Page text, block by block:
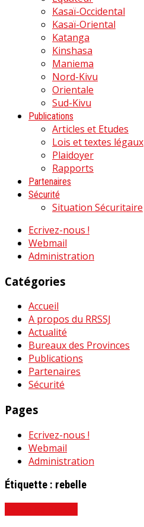
Kasaï-Occidental
Kasaï-Oriental
Katanga
Kinshasa
Maniema
Nord-Kivu
Orientale
Sud-Kivu
Publications
Articles et Etudes
Lois et textes légaux
Plaidoyer
Rapports
Partenaires
Sécurité
Situation Sécuritaire
Ecrivez-nous !
Webmail
Administration
Catégories
Accueil
A propos du RRSSJ
Actualité
Bureaux des Provinces
Publications
Partenaires
Sécurité
Pages
Ecrivez-nous !
Webmail
Administration
Étiquette : rebelle